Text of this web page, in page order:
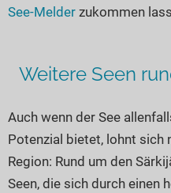
Norwegen
alle Länder…
See-Melder zukommen
Weitere Seen
Auch wenn der See
Potenzial bietet, lohnt sich
Region: Rund um den
Seen, die sich durch einen